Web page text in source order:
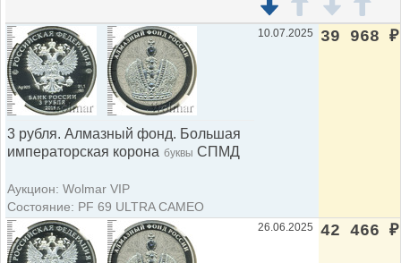
3 рубля. Алмазный фонд. Большая
императорская корона буквы СПМД
Аукцион: Wolmar VIP
Состояние: PF 69 ULTRA CAMEO
10.07.2025 39 968 ₽
26.06.2025 42 466 ₽